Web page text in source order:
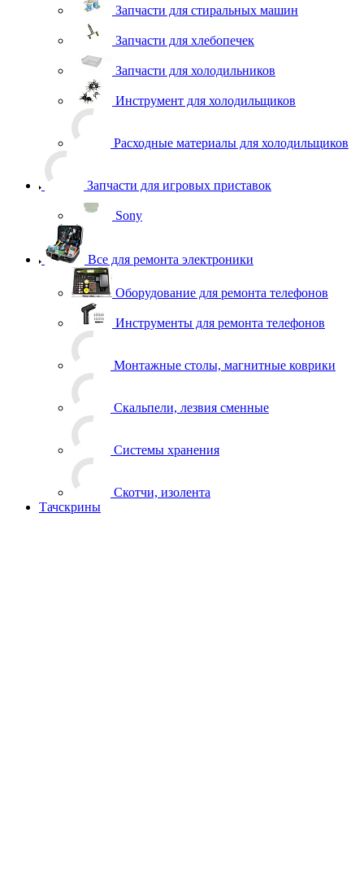
Запчасти для стиральных машин
Запчасти для хлебопечек
Запчасти для холодильников
Инструмент для холодильщиков
Скальпели, лезвия сменные
Системы хранения
Тачскрины